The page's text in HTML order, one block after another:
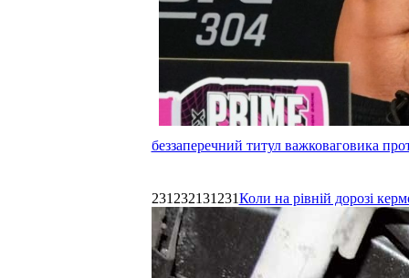
беззаперечний титул важковаговика
231232131231Коли на рівній дорозі